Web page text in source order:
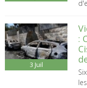
3 Juil
: